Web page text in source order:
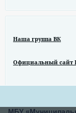
Наша группа ВК
Официальный сайт